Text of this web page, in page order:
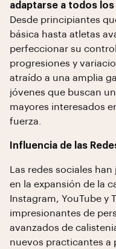
adaptarse a todos
Desde principiantes
básica hasta atletas
perfeccionar su
progresiones y
atraído a una amplia
jóvenes que buscan
mayores interesados
fuerza.
Influencia de las
Las redes sociales
en la expansión de la
Instagram, YouTube y
impresionantes de
avanzados de
nuevos practicantes a